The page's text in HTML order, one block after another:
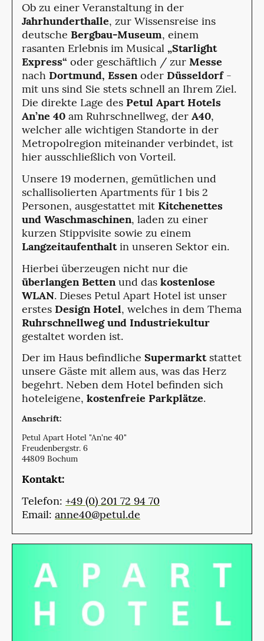
Ob zu einer Veranstaltung in der
Jahrhunderthalle, zur Wissensreise ins
deutsche Bergbau-Museum, einem
rasanten Erlebnis im Musical „Starlight
Express“ oder geschäftlich / zur Messe
nach Dortmund, Essenoder Düsseldorf-
mit uns sind Sie stets schnell an Ihrem Ziel.
Die direkte Lage des Petul Apart Hotels
An’ne 40 am Ruhrschnellweg, der A40,
welcher alle wichtigen Standorte in der
Metropolregion miteinander verbindet, ist
hier ausschließlich von Vorteil.
Unsere 19 modernen, gemütlichen und
schallisolierten Apartments für 1 bis 2
Personen, ausgestattet mit Kitchenettes
und Waschmaschinen, laden zu einer
kurzen Stippvisite sowie zu einem
Langzeitaufenthaltin unseren Sektor ein.
Hierbei überzeugen nicht nur die
überlangen Betten und das kostenlose
WLAN. Dieses Petul Apart Hotel ist unser
erstes Design Hotel, welches in dem Thema
Ruhrschnellweg und Industriekultur
gestaltet worden ist.
Der im Haus befindliche Supermarktstattet
unsere Gäste mit allem aus, was das Herz
begehrt. Neben dem Hotel befinden sich
hoteleigene, kostenfreie Parkplätze.
Anschrift:
Petul Apart Hotel "An'ne 40"
Freudenbergstr. 6
44809 Bochum
Kontakt:
Telefon: +49 (0) 201 72 94 70
Email: anne40@petul.de